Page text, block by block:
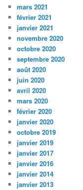
mars 2021
février 2021
janvier 2021
novembre 2020
octobre 2020
septembre 2020
août 2020
juin 2020
avril 2020
mars 2020
février 2020
janvier 2020
octobre 2019
janvier 2019
janvier 2017
janvier 2016
janvier 2014
janvier 2013